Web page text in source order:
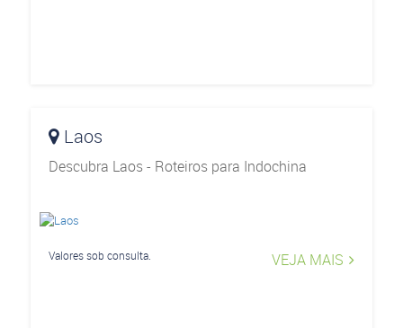
Laos
Descubra Laos - Roteiros para Indochina
Valores sob consulta. VEJA MAIS